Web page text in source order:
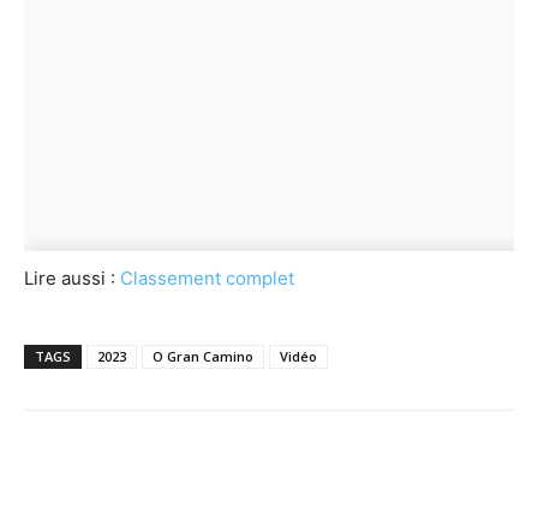
Lire aussi : Classement complet
TAGS 2023 O Gran Camino Vidéo